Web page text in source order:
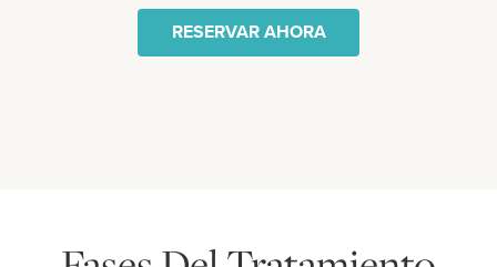
RESERVAR AHORA